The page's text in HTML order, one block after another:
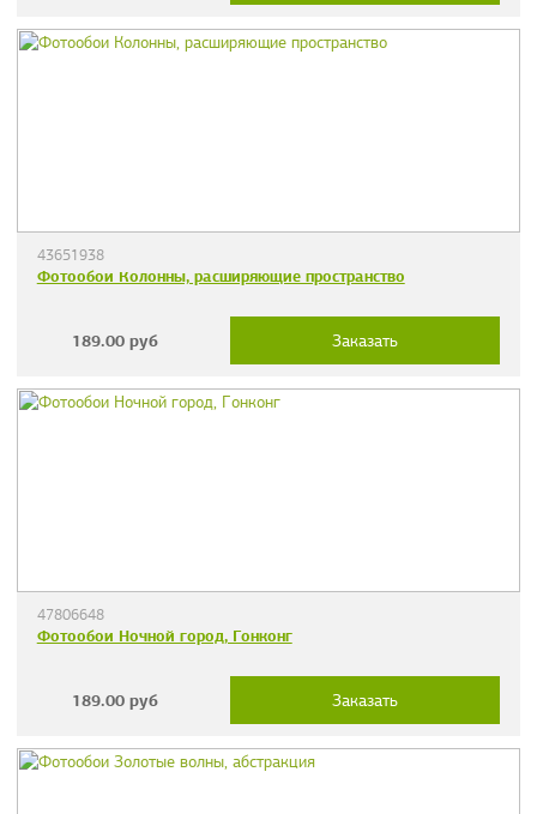
43651938
Фотообои Колонны, расширяющие пространство
189.00 руб Заказать
47806648
Фотообои Ночной город, Гонконг
189.00 руб Заказать